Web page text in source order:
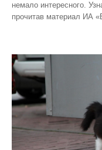
немало интересного.
прочитав материал ИА